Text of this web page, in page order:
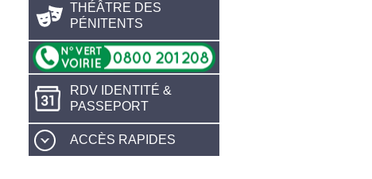
THÉÂTRE DES
PÉNITENTS
RDV IDENTITÉ &
PASSEPORT
ACCÈS RAPIDES